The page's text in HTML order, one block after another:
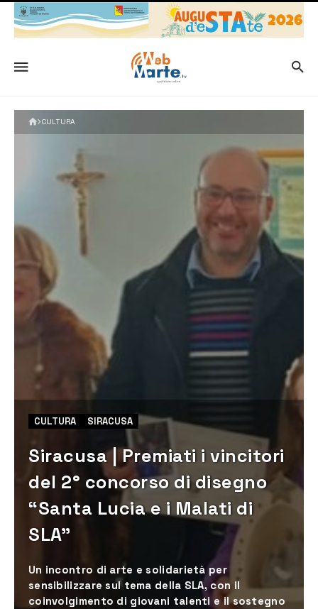
CULTURA
CULTURA SIRACUSA
Siracusa | Premiati i vincitori
del 2° concorso di disegno
“Santa Lucia e i Malati di
SLA”
Un incontro di arte e solidarietà per
sensibilizzare sul tema della SLA, con il
coinvolgimento di giovani talenti e il sostegno